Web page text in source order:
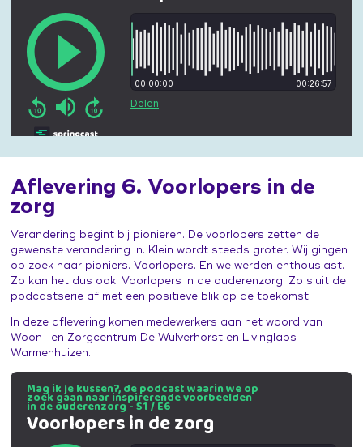
Aflevering 6. Voorlopers in de
zorg
Verandering begint bij pionieren. De voorlopers zetten de
gewenste verandering in. Klein wordt steeds groter. Wij gingen
op zoek naar pioniers. Voorlopers. En we werden enthousiast.
Zo kan het dus ook! Voorlopers in de ouderenzorg. Zo sluit de
podcastserie af met een positieve blik op de toekomst.
In deze aflevering komen medewerkers aan het woord van
Woon- en Zorgcentrum De Wulverhorst en Livinglabs
Warmenhuizen.